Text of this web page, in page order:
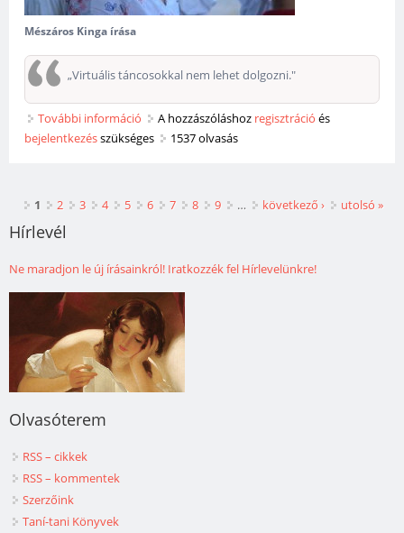
Mészáros Kinga írása
„Virtuális táncosokkal nem lehet dolgozni."
További információ Mindenki „Jula mamája” tartalommal
kapcsolatosan
A hozzászóláshoz regisztráció és
bejelentkezésszükséges 1537 olvasás
Oldalak
1 2 3 4 5 6 7 8 9 … következő › utolsó »
Hírlevél
Ne maradjon le új írásainkról! Iratkozzék fel Hírlevelünkre!
Olvasóterem
RSS – cikkek
RSS – kommentek
Szerzőink
Taní-tani Könyvek